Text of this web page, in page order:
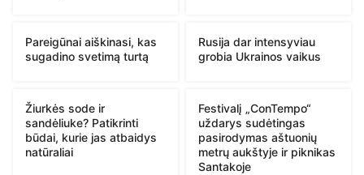
Pareigūnai aiškinasi, kas
sugadino svetimą turtą
Rusija dar intensyviau
grobia Ukrainos vaikus
Žiurkės sode ir
sandėliuke? Patikrinti
būdai, kurie jas atbaidys
natūraliai
Festivalį „ConTempo“
uždarys sudėtingas
pasirodymas aštuonių
metrų aukštyje ir piknikas
Santakoje